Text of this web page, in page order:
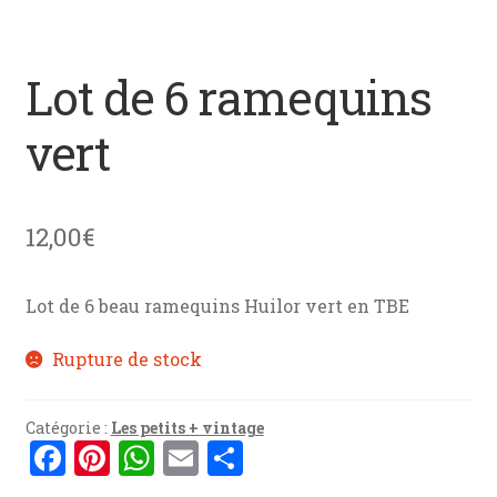
Mon devis
Lot de 6 ramequins
vert
12,00€
Lot de 6 beau ramequins Huilor vert en TBE
Rupture de stock
Catégorie : Les petits + vintage
F Pi WE P